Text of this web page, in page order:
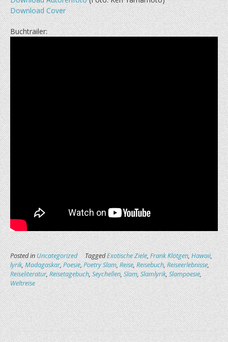
Download Cover
Buchtrailer:
Posted inUncategorized TaggedExotische Ziele,Frank Klötgen,Hawaii,
lyrik,Madagaskar,Poesie,Poetry Slam,Reise,Reisebuch,Reiseerlebnisse,
Reiseliteratur,Reisetagebuch,Seychellen,Slam,Slamlyrik,Slampoesie,
Weltreise